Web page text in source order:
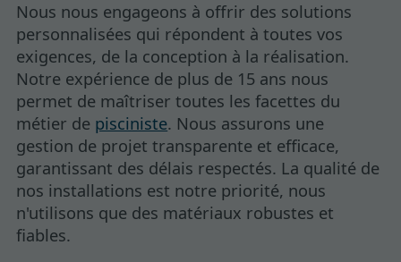
Nous nous engageons à offrir des solutions
personnalisées qui répondent à toutes vos
exigences, de la conception à la réalisation.
Notre expérience de plus de 15 ans nous
permet de maîtriser toutes les facettes du
métier de pisciniste. Nous assurons une
gestion de projet transparente et efficace,
garantissant des délais respectés. La qualité de
nos installations est notre priorité, nous
n'utilisons que des matériaux robustes et
fiables.